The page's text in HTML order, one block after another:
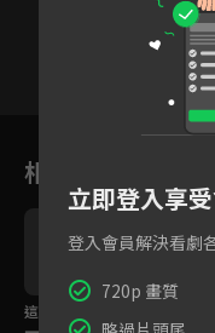
2
相關花絮
這一次我要和你一直在
立即登入享
登入會員解決看劇
720p 畫質